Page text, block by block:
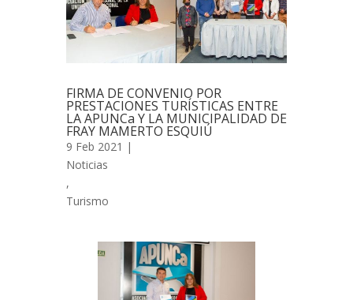
FIRMA DE CONVENIO POR
PRESTACIONES TURÍSTICAS ENTRE
LA APUNCa Y LA MUNICIPALIDAD DE
FRAY MAMERTO ESQUIÚ
9 Feb 2021 |
Noticias
,
Turismo